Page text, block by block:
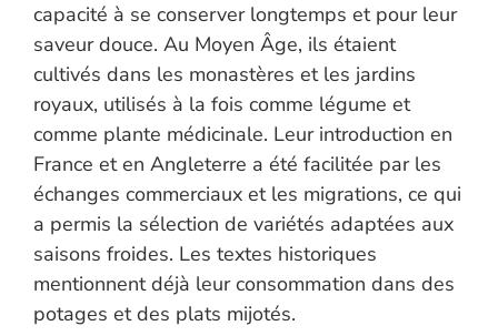
capacité à se conserver longtemps et pour leur
saveur douce. Au Moyen Âge, ils étaient
cultivés dans les monastères et les jardins
royaux, utilisés à la fois comme légume et
comme plante médicinale. Leur introduction en
France et en Angleterre a été facilitée par les
échanges commerciaux et les migrations, ce qui
a permis la sélection de variétés adaptées aux
saisons froides. Les textes historiques
mentionnent déjà leur consommation dans des
potages et des plats mijotés.